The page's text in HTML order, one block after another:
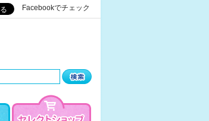
Facebookでチェック